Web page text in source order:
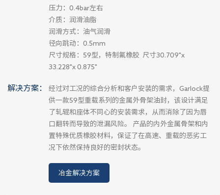
压力：0.4bar左右
介质：润滑油脂
润滑方式：油气润滑
径向跳动：0.5mm
尺寸规格：59型，特制氟橡胶 尺寸30.709"x
33.228"x 0.875"
解决方案：
经过对工况的综合分析和客户安装的需求，Garlock提
供一款59型重载系列的金属外骨架油封，该设计满足
了轧辊和座体不同心的安装需求，从而消除了因为唇
口翻转而导致的泄漏风险。 产品的内外金属骨架和内
置特殊优质橡胶材料，保证了在高速、重载的恶劣工
况下依然保持良好的密封状态。
冶金解决方案